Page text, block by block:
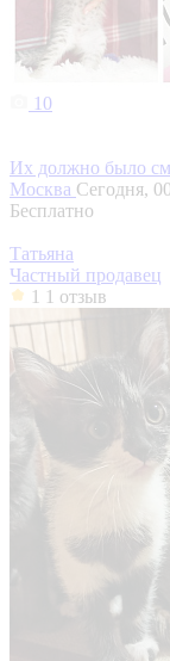
10
Их должно было
Москва Сегодня,
Бесплатно
Татьяна
Частный продавец
1 1 отзыв